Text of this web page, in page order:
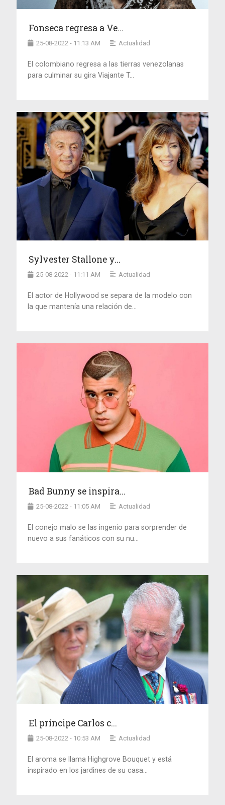
Fonseca regresa a Ve...
25-08-2022 - 11:13 AM Actualidad
El colombiano regresa a las tierras venezolanas
para culminar su gira Viajante T...
Sylvester Stallone y...
25-08-2022 - 11:11 AM Actualidad
El actor de Hollywood se separa de la modelo con
la que mantenía una relación de...
Bad Bunny se inspira...
25-08-2022 - 11:05 AM Actualidad
El conejo malo se las ingenio para sorprender de
nuevo a sus fanáticos con su nu...
El príncipe Carlos c...
25-08-2022 - 10:53 AM Actualidad
El aroma se llama Highgrove Bouquet y está
inspirado en los jardines de su casa...